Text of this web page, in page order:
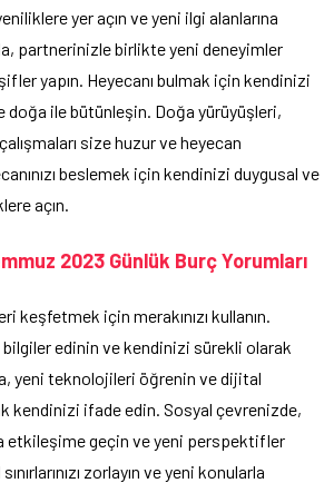
yer açın ve yeni ilgi alanlarına
partnerinizle birlikte yeni deneyimler
yapın. Heyecanı bulmak için kendinizi
doğa ile bütünleşin. Doğa yürüyüşleri,
size huzur ve heyecan
beslemek için kendinizi duygusal ve
açın.
2023 Günlük Burç Yorumları
keşfetmek için merakınızı kullanın.
bilgiler edinin ve kendinizi sürekli olarak
yeni teknolojileri öğrenin ve dijital
kendinizi ifade edin. Sosyal çevrenizde,
etkileşime geçin ve yeni perspektifler
zorlayın ve yeni konularla